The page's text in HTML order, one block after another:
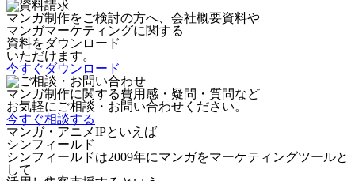
マンガ制作をご検討の方へ、会社概要資料や
マンガマーケティングに関する
資料をダウンロード
いただけます。
今すぐダウンロード
マンガ制作に関する費用感・疑問・質問など
お気軽にご相談・お問い合わせください。
今すぐ相談する
マンガ・アニメIPといえば
シンフィールド
シンフィールドは2009年にマンガをマーケティングツールと
して